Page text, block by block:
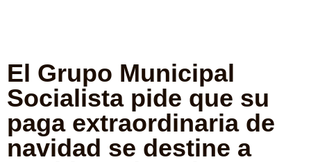
El Grupo Municipal
Socialista pide que su
paga extraordinaria de
navidad se destine a